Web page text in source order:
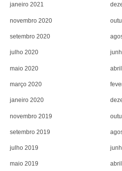
janeiro 2021
novembro 2020
setembro 2020
julho 2020
maio 2020
março 2020
janeiro 2020
novembro 2019
setembro 2019
julho 2019
maio 2019